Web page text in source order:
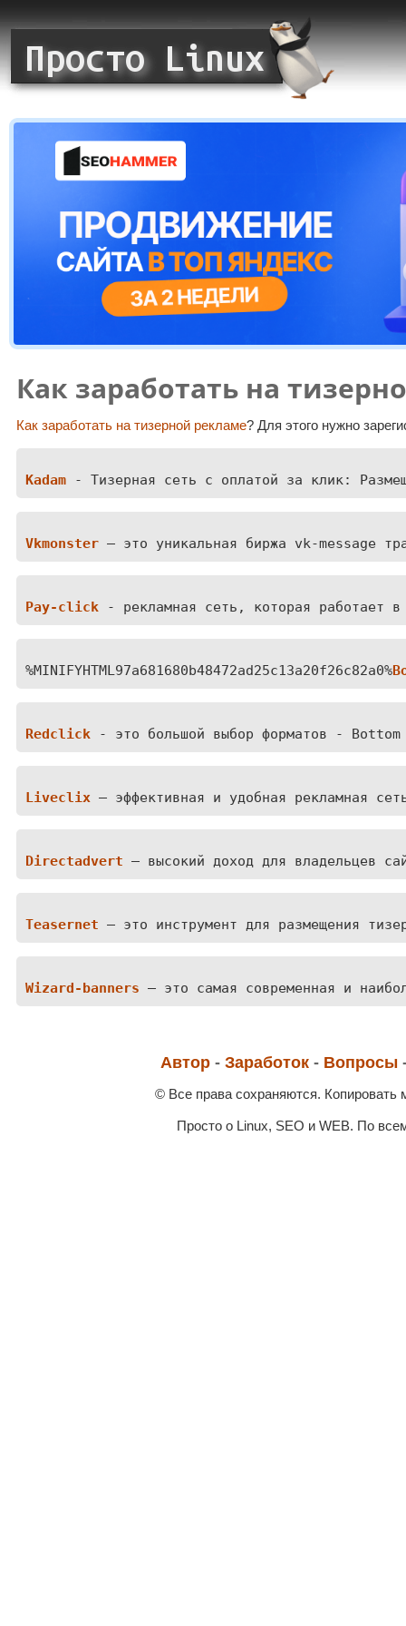
Как заработать на
Как заработать на тизерной рекламе? Для этого нужно
Kadam - Тизерная сеть с оплатой за клик:
Vkmonster — это уникальная биржа vk-message
Pay-click - рекламная сеть, которая работает в
%MINIFYHTML97a681680b48472ad25c13a20f26c82a0%
Redclick - это большой выбор форматов -
Liveclix — эффективная и удобная рекламная
Directadvert — высокий доход для владельцев
Teasernet — это инструмент для размещения
Wizard-banners — это самая современная и
Автор -Заработок - Вопросы
© Все права сохраняются.
Просто о Linux, SEO и WEB. По